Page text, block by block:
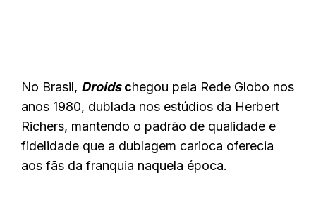
No Brasil, Droidschegou pela Rede Globo nos
anos 1980, dublada nos estúdios da Herbert
Richers, mantendo o padrão de qualidade e
fidelidade que a dublagem carioca oferecia
aos fãs da franquia naquela época.